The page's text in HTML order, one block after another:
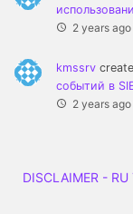
2 years ago
kmssrv
событий в
2 years ago
DISCLAIMER -